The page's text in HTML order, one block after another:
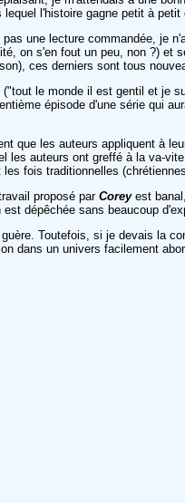
l'histoire gagne petit à
pas une lecture commandée, je
on s'en fout un peu, non ?) et
ces derniers sont tous
le monde il est gentil et je
épisode d'une série qui
que les auteurs appliquent à
les auteurs ont greffé à la va-
fois traditionnelles
proposé par Corey est
dépêchée sans beaucoup
Toutefois, si je devais la
dans un univers facilement